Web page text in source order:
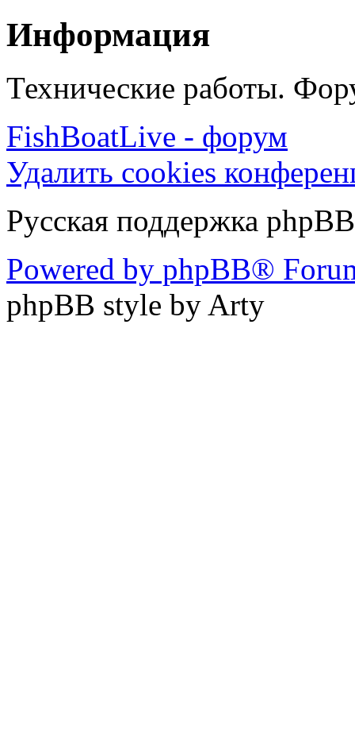
Информация
Технические работы.
FishBoatLive - форум
Удалить cookies
Русская поддержка phpBB
Powered by phpBB®
phpBB style by Arty